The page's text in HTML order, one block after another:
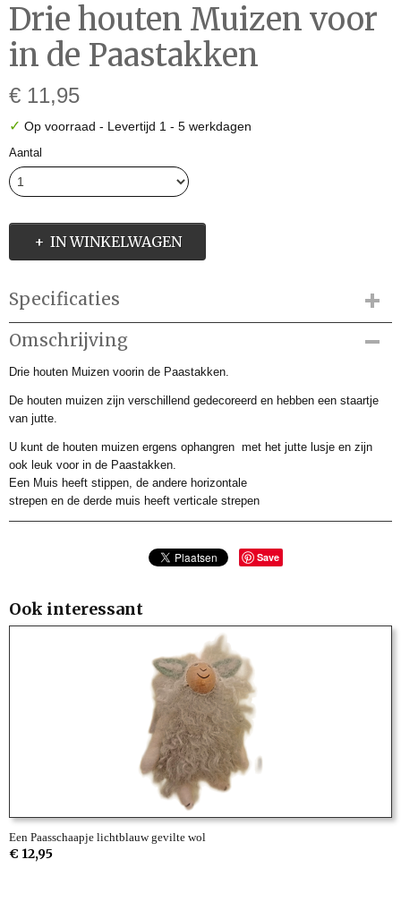
Drie houten Muizen voor
in de Paastakken
€ 11,95
✓ Op voorraad - Levertijd 1 - 5 werkdagen
Aantal
IN WINKELWAGEN
Specificaties
Productcode
BDP222729
Productcode leverancier
Afmetingen (l,b,h)
3,50 x 0 x 0 cm
Omschrijving
Drie houten Muizen voorin de Paastakken.
De houten muizen zijn verschillend gedecoreerd en hebben een staartje
van jutte.
U kunt de houten muizen ergens ophangren met het jutte lusje en zijn
ook leuk voor in de Paastakken.
Een Muis heeft stippen, de andere horizontale
strepen en de derde muis heeft verticale strepen
Save
Ook interessant
Een Paasschaapje lichtblauw gevilte wol
€ 12,95